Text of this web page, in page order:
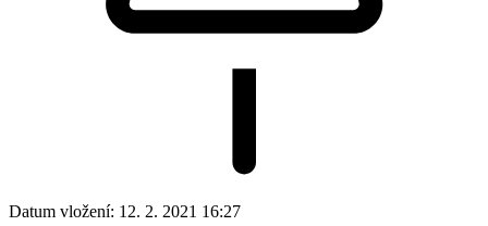
Datum vložení: 12. 2. 2021 16:27